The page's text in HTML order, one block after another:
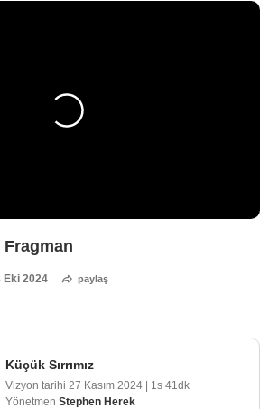
Eki 2024 paylaş
Küçük Sırrımız
Vizyon tarihi 27 Kasım 2024 | 1s 41dk
Yönetmen Stephen Herek